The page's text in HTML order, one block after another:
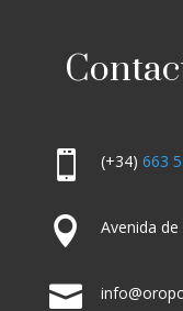
 (+34) 663
 Avenida
